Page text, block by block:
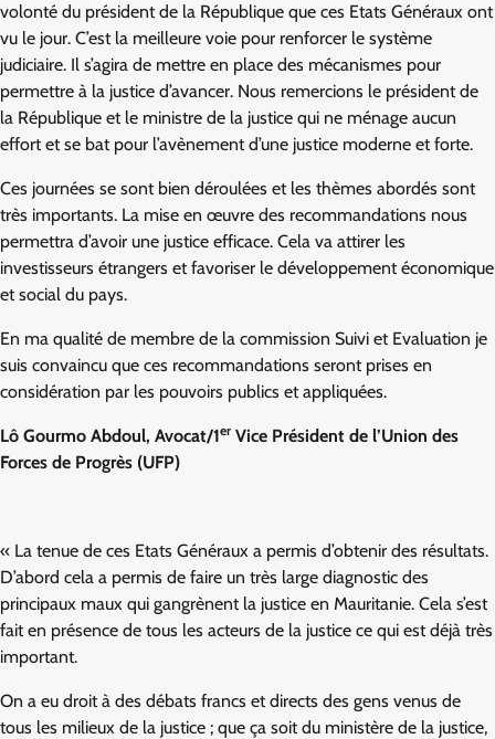
volonté du président de la République que ces Etats Généraux ont
vu le jour. C’est la meilleure voie pour renforcer le système
judiciaire. Il s’agira de mettre en place des mécanismes pour
permettre à la justice d’avancer. Nous remercions le président de
la République et le ministre de la justice qui ne ménage aucun
effort et se bat pour l’avènement d’une justice moderne et forte.
Ces journées se sont bien déroulées et les thèmes abordés sont
très importants. La mise en œuvre des recommandations nous
permettra d’avoir une justice efficace. Cela va attirer les
investisseurs étrangers et favoriser le développement économique
et social du pays.
En ma qualité de membre de la commission Suivi et Evaluation je
suis convaincu que ces recommandations seront prises en
considération par les pouvoirs publics et appliquées.
Lô Gourmo Abdoul, Avocat/1er Vice Président de l’Union des
Forces de Progrès (UFP)
« La tenue de ces Etats Généraux a permis d’obtenir des résultats.
D’abord cela a permis de faire un très large diagnostic des
principaux maux qui gangrènent la justice en Mauritanie. Cela s’est
fait en présence de tous les acteurs de la justice ce qui est déjà très
important.
On a eu droit à des débats francs et directs des gens venus de
tous les milieux de la justice ; que ça soit du ministère de la justice,